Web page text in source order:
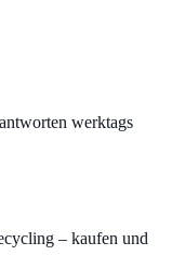
werktags
– kaufen und